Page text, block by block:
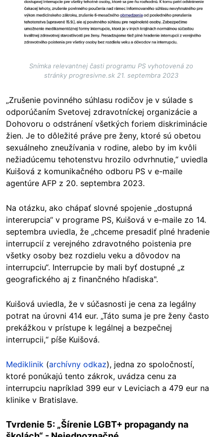
Snímka relevantnej časti programu PS vyhotovená zo
stránky progresivne.sk 21. septembra 2023
„Zrušenie povinného súhlasu rodičov je v súlade s
odporúčaním Svetovej zdravotníckej organizácie a
Dohovoru o odstránení všetkých foriem diskriminácie
žien. Je to dôležité práve pre ženy, ktoré sú obetou
sexuálneho zneužívania v rodine, alebo by im kvôli
nežiadúcemu tehotenstvu hrozilo odvrhnutie,“ uviedla
Kuišová z komunikačného odboru PS v e-maile
agentúre AFP z 20. septembra 2023.
Na otázku, ako chápať slovné spojenie „dostupná
intererupcia“ v programe PS, Kuišová v e-maile zo 14.
septembra uviedla, že „chceme presadiť plné hradenie
interrupcií z verejného zdravotného poistenia pre
všetky osoby bez rozdielu veku a dôvodov na
interrupciu“. Interrupcie by mali byť dostupné „z
geografického aj z finančného hľadiska".
Kuišová uviedla, že v súčasnosti je cena za legálny
potrat na úrovni 414 eur. „Táto suma je pre ženy často
prekážkou v prístupe k legálnej a bezpečnej
interrupcii,“ píše Kuišová.
Mediklinik (archívny odkaz), jedna zo spoločností,
ktoré ponúkajú tento zákrok, uvádza cenu za
interrupciu napríklad 399 eur v Leviciach a 479 eur na
klinike v Bratislave.
Tvrdenie 5: „Šírenie LGBT+ propagandy na